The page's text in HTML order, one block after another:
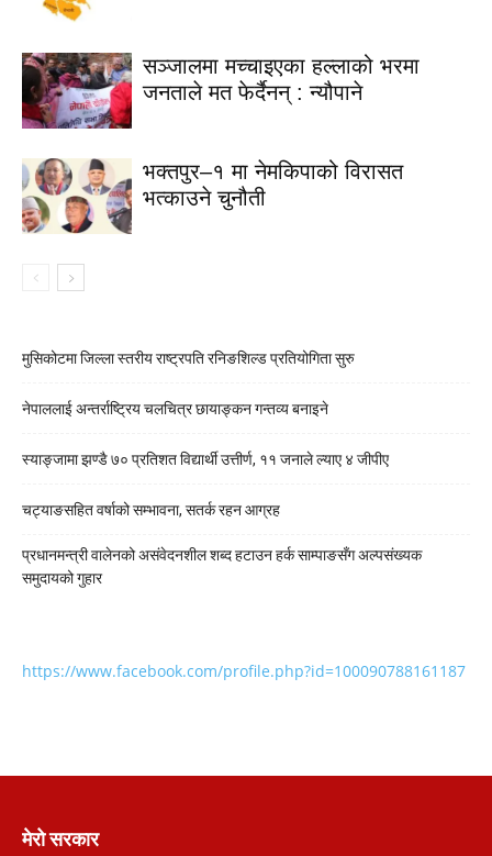
सञ्जालमा मच्चाइएका हल्लाको भरमा
जनताले मत फेर्दैनन् : न्यौपाने
भक्तपुर–१ मा नेमकिपाको विरासत
भत्काउने चुनौती
मुसिकोटमा जिल्ला स्तरीय राष्ट्रपति रनिङशिल्ड प्रतियोगिता सुरु
नेपाललाई अन्तर्राष्ट्रिय चलचित्र छायाङ्कन गन्तव्य बनाइने
स्याङ्जामा झण्डै ७० प्रतिशत विद्यार्थी उत्तीर्ण, ११ जनाले ल्याए ४ जीपीए
चट्याङसहित वर्षाको सम्भावना, सतर्क रहन आग्रह
प्रधानमन्त्री वालेनको असंवेदनशील शब्द हटाउन हर्क साम्पाङसँग अल्पसंख्यक
समुदायको गुहार
https://www.facebook.com/profile.php?id=100090788161187
मेरो सरकार